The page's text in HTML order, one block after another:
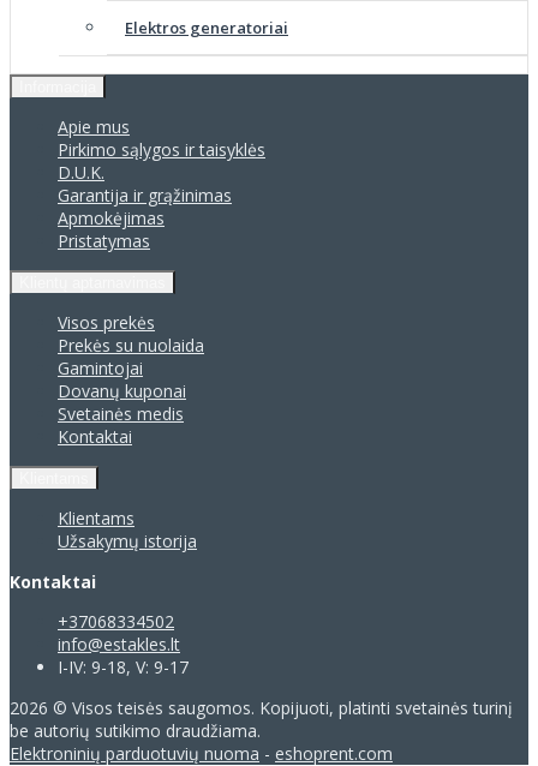
Elektros generatoriai
Apie mus
Pirkimo sąlygos ir taisyklės
D.U.K.
Garantija ir grąžinimas
Apmokėjimas
Pristatymas
Visos prekės
Prekės su nuolaida
Gamintojai
Dovanų kuponai
Svetainės medis
Kontaktai
Klientams
Užsakymų istorija
Kontaktai
+37068334502
info@estakles.lt
I-IV: 9-18, V: 9-17
2026 © Visos teisės saugomos. Kopijuoti, platinti svetainės turinį
be autorių sutikimo draudžiama.
Elektroninių parduotuvių nuoma - eshoprent.com